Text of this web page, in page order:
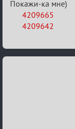
Покажи-ка мне)
4209665
4209642